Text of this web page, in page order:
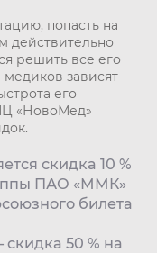
попасть на
действительно
решить все его
зависят
его
«НовоМед»
скидка 10 %
ПАО «ММК»
билета
скидка 50 % на